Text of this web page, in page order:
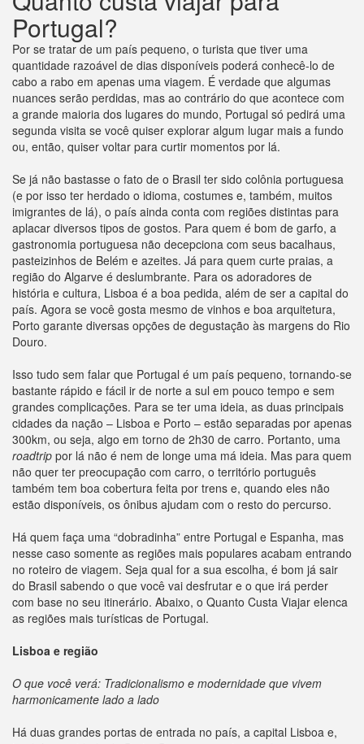
Portugal?
Por se tratar de um país pequeno, o turista que tiver uma
quantidade razoável de dias disponíveis poderá conhecê-lo de
cabo a rabo em apenas uma viagem. É verdade que algumas
nuances serão perdidas, mas ao contrário do que acontece com
a grande maioria dos lugares do mundo, Portugal só pedirá uma
segunda visita se você quiser explorar algum lugar mais a fundo
ou, então, quiser voltar para curtir momentos por lá.
Se já não bastasse o fato de o Brasil ter sido colônia portuguesa
(e por isso ter herdado o idioma, costumes e, também, muitos
imigrantes de lá), o país ainda conta com regiões distintas para
aplacar diversos tipos de gostos. Para quem é bom de garfo, a
gastronomia portuguesa não decepciona com seus bacalhaus,
pasteizinhos de Belém e azeites. Já para quem curte praias, a
região do Algarve é deslumbrante. Para os adoradores de
história e cultura, Lisboa é a boa pedida, além de ser a capital do
país. Agora se você gosta mesmo de vinhos e boa arquitetura,
Porto garante diversas opções de degustação às margens do Rio
Douro.
Isso tudo sem falar que Portugal é um país pequeno, tornando-se
bastante rápido e fácil ir de norte a sul em pouco tempo e sem
grandes complicações. Para se ter uma ideia, as duas principais
cidades da nação – Lisboa e Porto – estão separadas por apenas
300km, ou seja, algo em torno de 2h30 de carro. Portanto, uma
roadtrip por lá não é nem de longe uma má ideia. Mas para quem
não quer ter preocupação com carro, o território português
também tem boa cobertura feita por trens e, quando eles não
estão disponíveis, os ônibus ajudam com o resto do percurso.
Há quem faça uma “dobradinha” entre Portugal e Espanha, mas
nesse caso somente as regiões mais populares acabam entrando
no roteiro de viagem. Seja qual for a sua escolha, é bom já sair
do Brasil sabendo o que você vai desfrutar e o que irá perder
com base no seu itinerário. Abaixo, o Quanto Custa Viajar elenca
as regiões mais turísticas de Portugal.
Lisboa e região
O que você verá: Tradicionalismo e modernidade que vivem
harmonicamente lado a lado
Há duas grandes portas de entrada no país, a capital Lisboa e,